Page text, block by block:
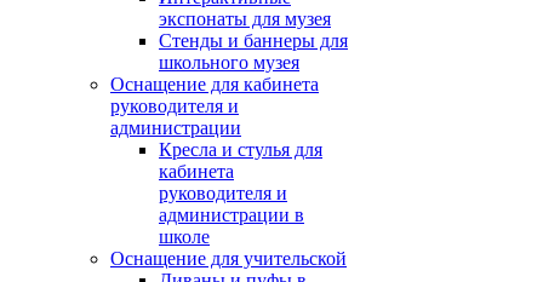
экспонаты для музея
Стенды и баннеры для
школьного музея
Оснащение для кабинета
руководителя и
администрации
Кресла и стулья для
кабинета
руководителя и
администрации в
школе
Оснащение для учительской